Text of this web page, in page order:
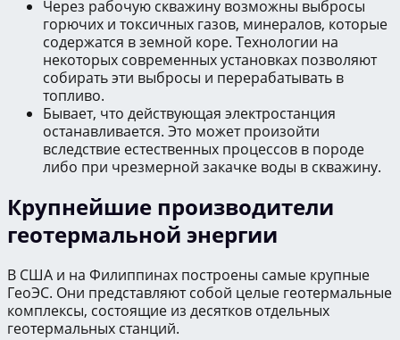
Через рабочую скважину возможны выбросы
горючих и токсичных газов, минералов, которые
содержатся в земной коре. Технологии на
некоторых современных установках позволяют
собирать эти выбросы и перерабатывать в
топливо.
Бывает, что действующая электростанция
останавливается. Это может произойти
вследствие естественных процессов в породе
либо при чрезмерной закачке воды в скважину.
Крупнейшие производители
геотермальной энергии
В США и на Филиппинах построены самые крупные
ГеоЭС. Они представляют собой целые геотермальные
комплексы, состоящие из десятков отдельных
геотермальных станций.